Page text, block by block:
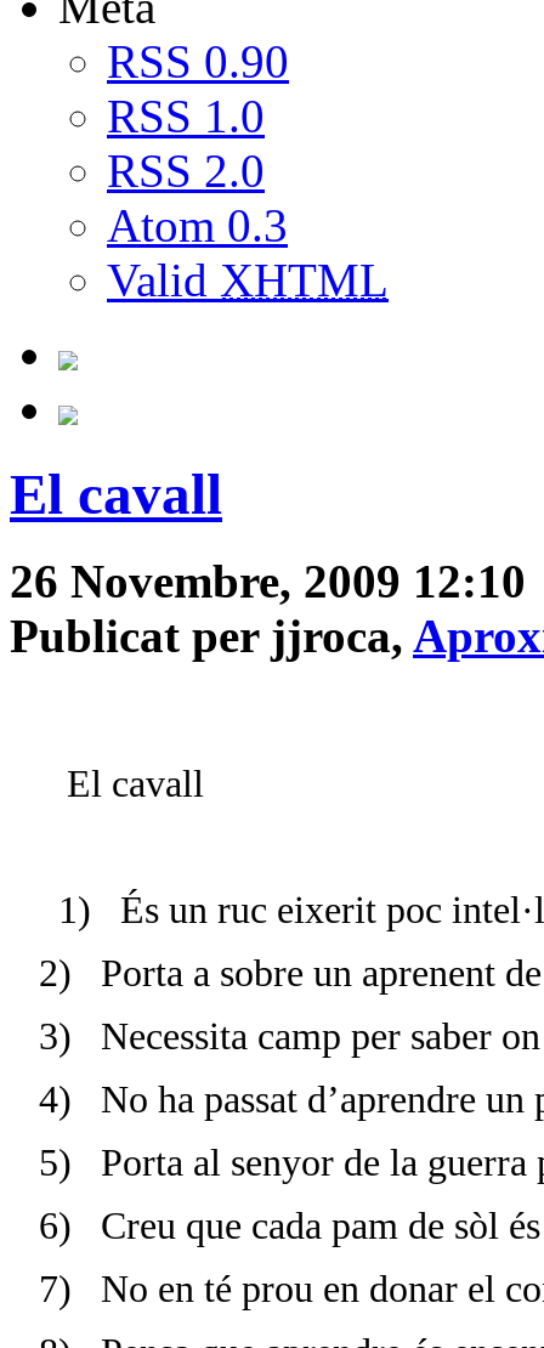
RSS 0.90
RSS 1.0
RSS 2.0
Atom 0.3
Valid XHTML
El cavall
26 Novembre, 2009 12:10
Publicat per jjroca,
El cavall
1)
És un ruc eixerit poc
2)
Porta a sobre un aprenent
3)
Necessita camp per saber
4)
No ha passat d’aprendre
5)
Porta al senyor de la
6) Creu que cada pam de sòl
7)
No en té prou en donar el